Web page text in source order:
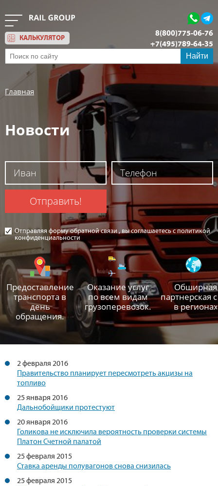
Найти
КАЛЬКУЛЯТОР
8(800)775-06-76
+7(495)789-64-35
Обратный звонок
Главная
Новости
Отправить!
Отправляя форму обратной связи , вы соглашаетесь с политикой
конфиденциальности
Предоставление
транспорта в
день
обращения.
Оказание услуг
по всем видам
грузоперевозок.
Обширная
партнерская
в регионах
2 февраля 2016
Правительство планирует пересмотреть акцизы на
топливо
25 января 2016
Дальнобойщики протестуют
20 января 2016
Голикова не исключила вероятность проверки системы
Платон Счетной палатой
25 февраля 2015
Ставка аренды полувагонов снова снизилась
25 февраля 2015